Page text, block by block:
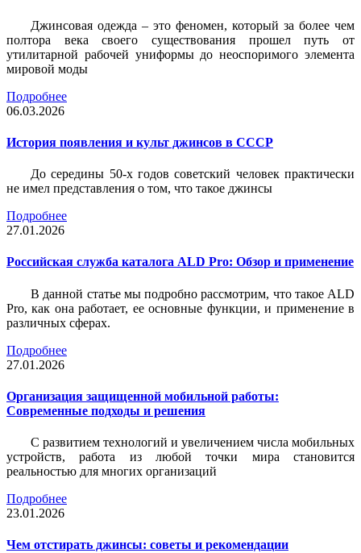
Джинсовая одежда – это феномен, который за более чем
полтора века своего существования прошел путь от
утилитарной рабочей униформы до неоспоримого элемента
мировой моды
Подробнее
06.03.2026
История появления и культ джинсов в СССР
До середины 50-х годов советский человек практически
не имел представления о том, что такое джинсы
Подробнее
27.01.2026
Российская служба каталога ALD Pro: Обзор и применение
В данной статье мы подробно рассмотрим, что такое ALD
Pro, как она работает, ее основные функции, и применение в
различных сферах.
Подробнее
27.01.2026
Организация защищенной мобильной работы:
Современные подходы и решения
С развитием технологий и увеличением числа мобильных
устройств, работа из любой точки мира становится
реальностью для многих организаций
Подробнее
23.01.2026
Чем отстирать джинсы: советы и рекомендации